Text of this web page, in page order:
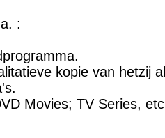
:
kopie van hetzij
Movies; TV Series,